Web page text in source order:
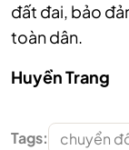
đất đai, bảo
toàn dân.
Huyền Trang
Tags: chuyển